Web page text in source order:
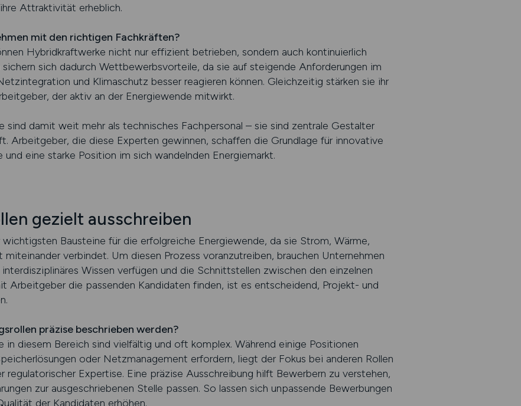
Attraktivität erheblich.
mit den richtigen Fachkräften?
Hybridkraftwerke nicht nur effizient betrieben, sondern auch kontinuierlich
sich dadurch Wettbewerbsvorteile, da sie auf steigende Anforderungen im
und Klimaschutz besser reagieren können. Gleichzeitig stärken sie ihr
der aktiv an der Energiewende mitwirkt.
sind damit weit mehr als technisches Fachpersonal – sie sind zentrale Gestalter
Arbeitgeber, die diese Experten gewinnen, schaffen die Grundlage für innovative
eine starke Position im sich wandelnden Energiemarkt.
gezielt ausschreiben
Bausteine für die erfolgreiche Energiewende, da sie Strom, Wärme,
verbindet. Um diesen Prozess voranzutreiben, brauchen Unternehmen
Wissen verfügen und die Schnittstellen zwischen den einzelnen
Arbeitgeber die passenden Kandidaten finden, ist es entscheidend, Projekt- und
präzise beschrieben werden?
in diesem Bereich sind vielfältig und oft komplex. Während einige Positionen
oder Netzmanagement erfordern, liegt der Fokus bei anderen Rollen
regulatorischer Expertise. Eine präzise Ausschreibung hilft Bewerbern zu verstehen,
zur ausgeschriebenen Stelle passen. So lassen sich unpassende Bewerbungen
der Kandidaten erhöhen.